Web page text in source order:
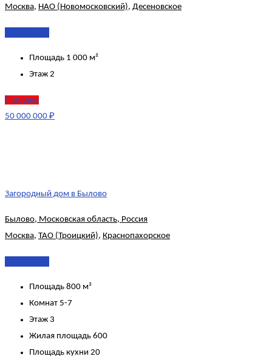
Москва, НАО (Новомосковский), Десеновское
Площадь 1 000 м²
Этаж 2
Продано
50 000 000 ₽
Загородный дом в Былово
Былово, Московская область, Россия
Москва, ТАО (Троицкий), Краснопахорское
Площадь 800 м²
Комнат 5-7
Этаж 3
Жилая площадь 600
Площадь кухни 20